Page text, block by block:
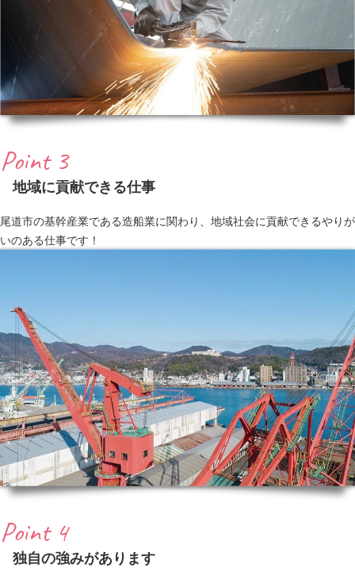
Point 3
地域に貢献できる仕事
尾道市の基幹産業である造船業に関わり、地域社会に貢献できるやりが
いのある仕事です！
Point 4
独自の強みがあります